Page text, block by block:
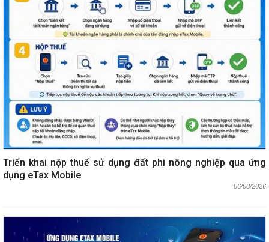
Triển khai nộp thuế sử dụng đất phi nông nghiệp qua ứng
dụng eTax Mobile
06/08/2026